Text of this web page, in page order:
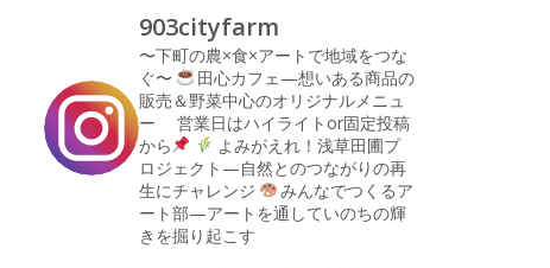
903cityfarm
〜下町の農×食×アートで地域をつな
ぐ〜
田心カフェ—想いある商品の
販売＆野菜中心のオリジナルメニュ
ー 営業日はハイライトor固定投稿
から
よみがえれ！浅草田圃プ
ロジェクト—自然とのつながりの再
生にチャレンジ
みんなでつくるア
ート部—アートを通していのちの輝
きを掘り起こす